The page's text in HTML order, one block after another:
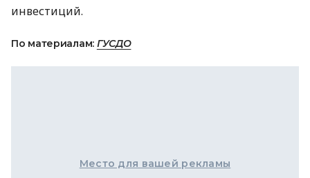
инвестиций.
По материалам: ГУСДО
Место для вашей рекламы